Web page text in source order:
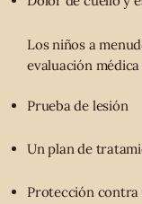
Los niños a
evaluación
Prueba de lesión
Un plan de
Protección contra